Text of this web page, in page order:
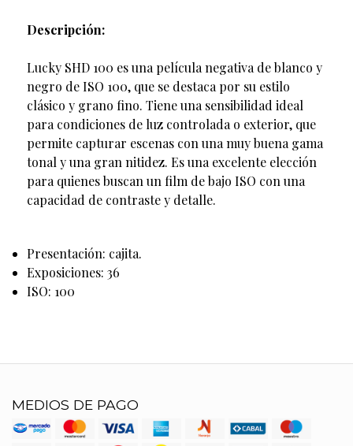
Descripción:
Lucky SHD 100 es una película negativa de blanco y
negro de ISO 100, que se destaca por su estilo
clásico y grano fino. Tiene una sensibilidad ideal
para condiciones de luz controlada o exterior, que
permite capturar escenas con una muy buena gama
tonal y una gran nitidez. Es una excelente elección
para quienes buscan un film de bajo ISO con una
capacidad de contraste y detalle.
Presentación: cajita.
Exposiciones: 36
ISO: 100
MEDIOS DE PAGO